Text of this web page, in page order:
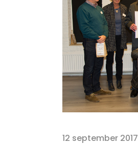
12 september 2017